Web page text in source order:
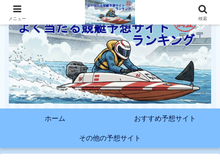
ホーム おすすめ予想サイト
その他の予想サイト
メニュー 検索